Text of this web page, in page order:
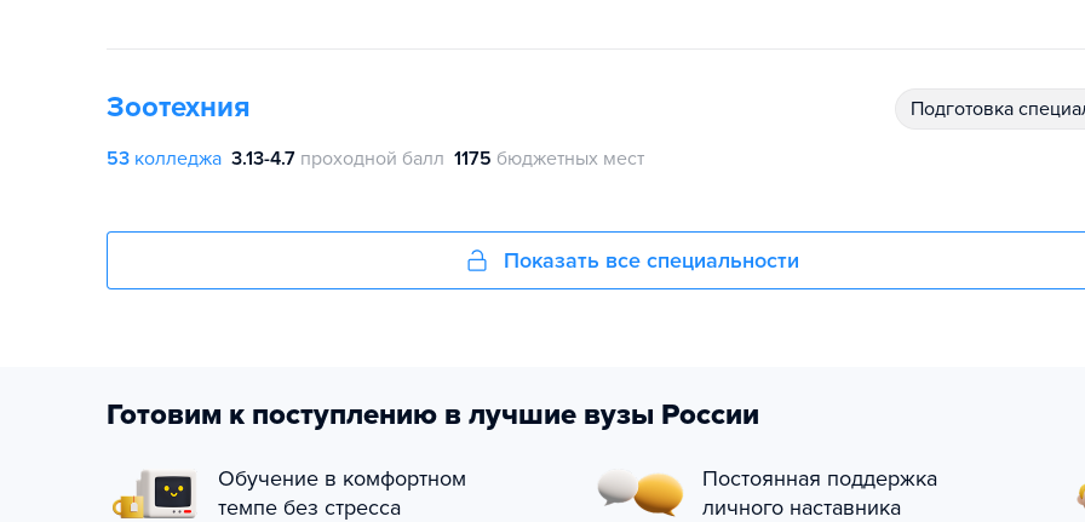
Зоотехния подготовка
53 колледжа 3.13-4.7 проходной балл 1175 бюджетных мест
Показать все специальности
Готовим к поступлению в лучшие вузы России
Обучение в комфортном
темпе без стресса
Постоянная поддержка
личного наставника